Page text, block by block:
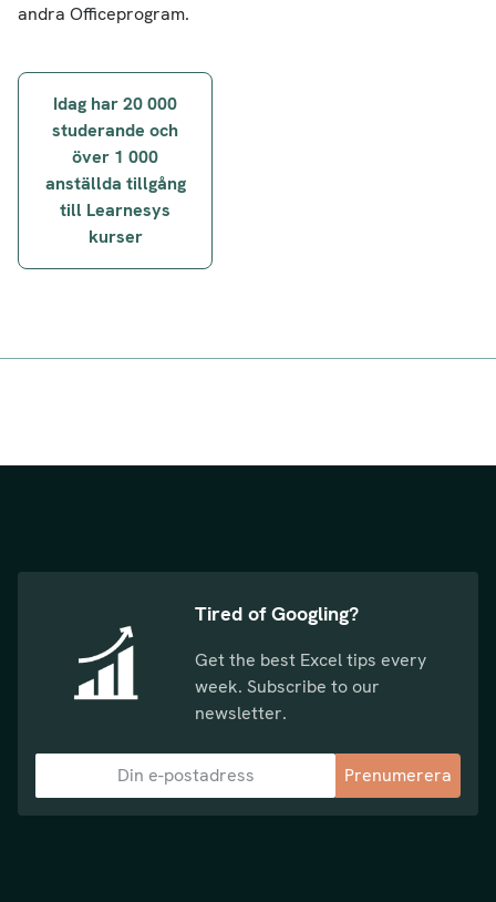
andra Officeprogram.
Inläggsnavigering
Idag har 20 000
studerande och
över 1 000
anställda tillgång
till Learnesys
kurser
Tired of Googling?
Get the best Excel tips every
week. Subscribe to our
newsletter.
Prenumerera